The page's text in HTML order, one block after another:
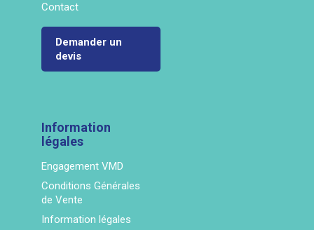
Contact
Demander un
devis
Information
légales
Engagement VMD
Conditions Générales
de Vente
Information légales